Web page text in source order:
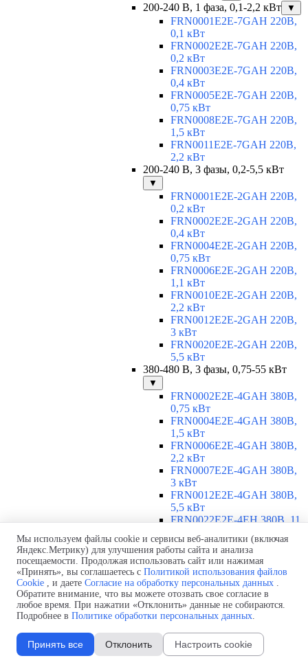
200-240 В, 1 фаза, 0,1-2,2 кВт ▼
FRN0001E2E-7GAH 220В,
0,1 кВт
FRN0002E2E-7GAH 220В,
0,2 кВт
FRN0003E2E-7GAH 220В,
0,4 кВт
FRN0005E2E-7GAH 220В,
0,75 кВт
FRN0008E2E-7GAH 220В,
1,5 кВт
FRN0011E2E-7GAH 220В,
2,2 кВт
200-240 В, 3 фазы, 0,2-5,5 кВт
▼
FRN0001E2E-2GAH 220В,
0,2 кВт
FRN0002E2E-2GAH 220В,
0,4 кВт
FRN0004E2E-2GAH 220В,
0,75 кВт
FRN0006E2E-2GAH 220В,
1,1 кВт
FRN0010E2E-2GAH 220В,
2,2 кВт
FRN0012E2E-2GAH 220В,
3 кВт
FRN0020E2E-2GAH 220В,
5,5 кВт
380-480 В, 3 фазы, 0,75-55 кВт
▼
FRN0002E2E-4GAH 380В,
0,75 кВт
FRN0004E2E-4GAH 380В,
1,5 кВт
FRN0006E2E-4GAH 380В,
2,2 кВт
FRN0007E2E-4GAH 380В,
3 кВт
FRN0012E2E-4GAH 380В,
5,5 кВт
FRN0022E2E-4EH 380В, 11
FRN0029E2E-4EH 380В, 15
кВт
FRN0037E2E-4EH 380В,
18,5 кВт
FRN0044E2E-4EH 380В, 22
кВт
FRN0059E2E-4EH 380В, 30
кВт
FRN0072E2E-4EH 380В, 37
кВт
Мы используем файлы cookie и сервисы веб-аналитики (включая
Яндекс.Метрику) для улучшения работы сайта и анализа
посещаемости. Продолжая использовать сайт или нажимая
«Принять», вы соглашаетесь с Политикой использования файлов
Cookie , и даете Согласие на обработку персональных данных .
Обратите внимание, что вы можете отозвать свое согласие в
любое время. При нажатии «Отклонить» данные не собираются.
Подробнее в Политике обработки персональных данных.
Принять все Отклонить Настроить cookie